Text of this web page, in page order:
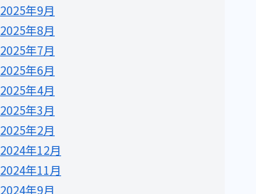
2025年9月
2025年8月
2025年7月
2025年6月
2025年4月
2025年3月
2025年2月
2024年12月
2024年11月
2024年9月